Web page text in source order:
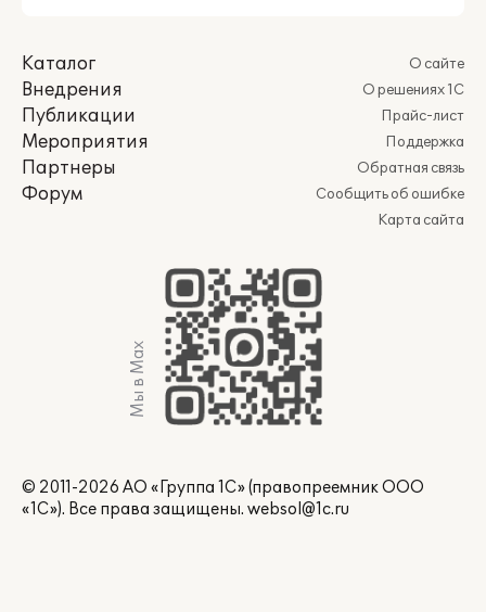
Каталог
Внедрения
Публикации
Мероприятия
Партнеры
Форум
О сайте
О решениях 1С
Прайс-лист
Поддержка
Обратная связь
Сообщить об ошибке
Карта сайта
Мы в Max
© 2011-2026 АО «Группа 1С» (правопреемник ООО
«1С»). Все права защищены. websol@1c.ru